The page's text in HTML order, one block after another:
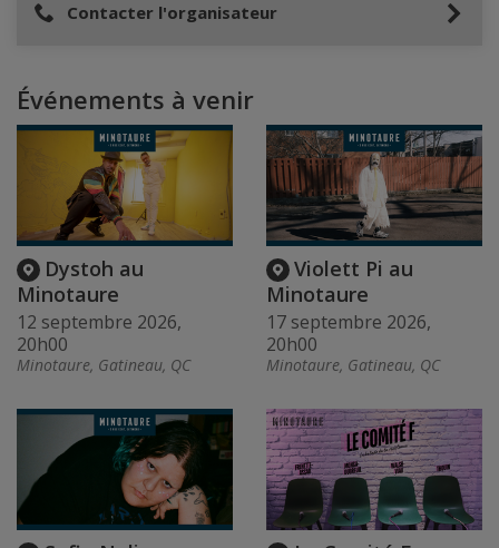
Contacter l'organisateur
Événements à venir
Dystoh au
Minotaure
12 septembre 2026,
20h00
Minotaure, Gatineau, QC
Violett Pi au
Minotaure
17 septembre 2026,
20h00
Minotaure, Gatineau, QC